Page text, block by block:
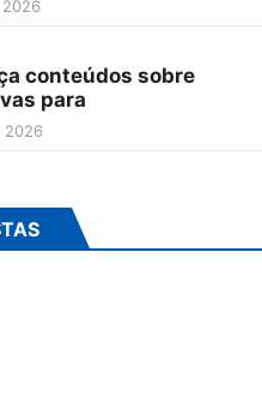
conteúdos sobre
para
2026